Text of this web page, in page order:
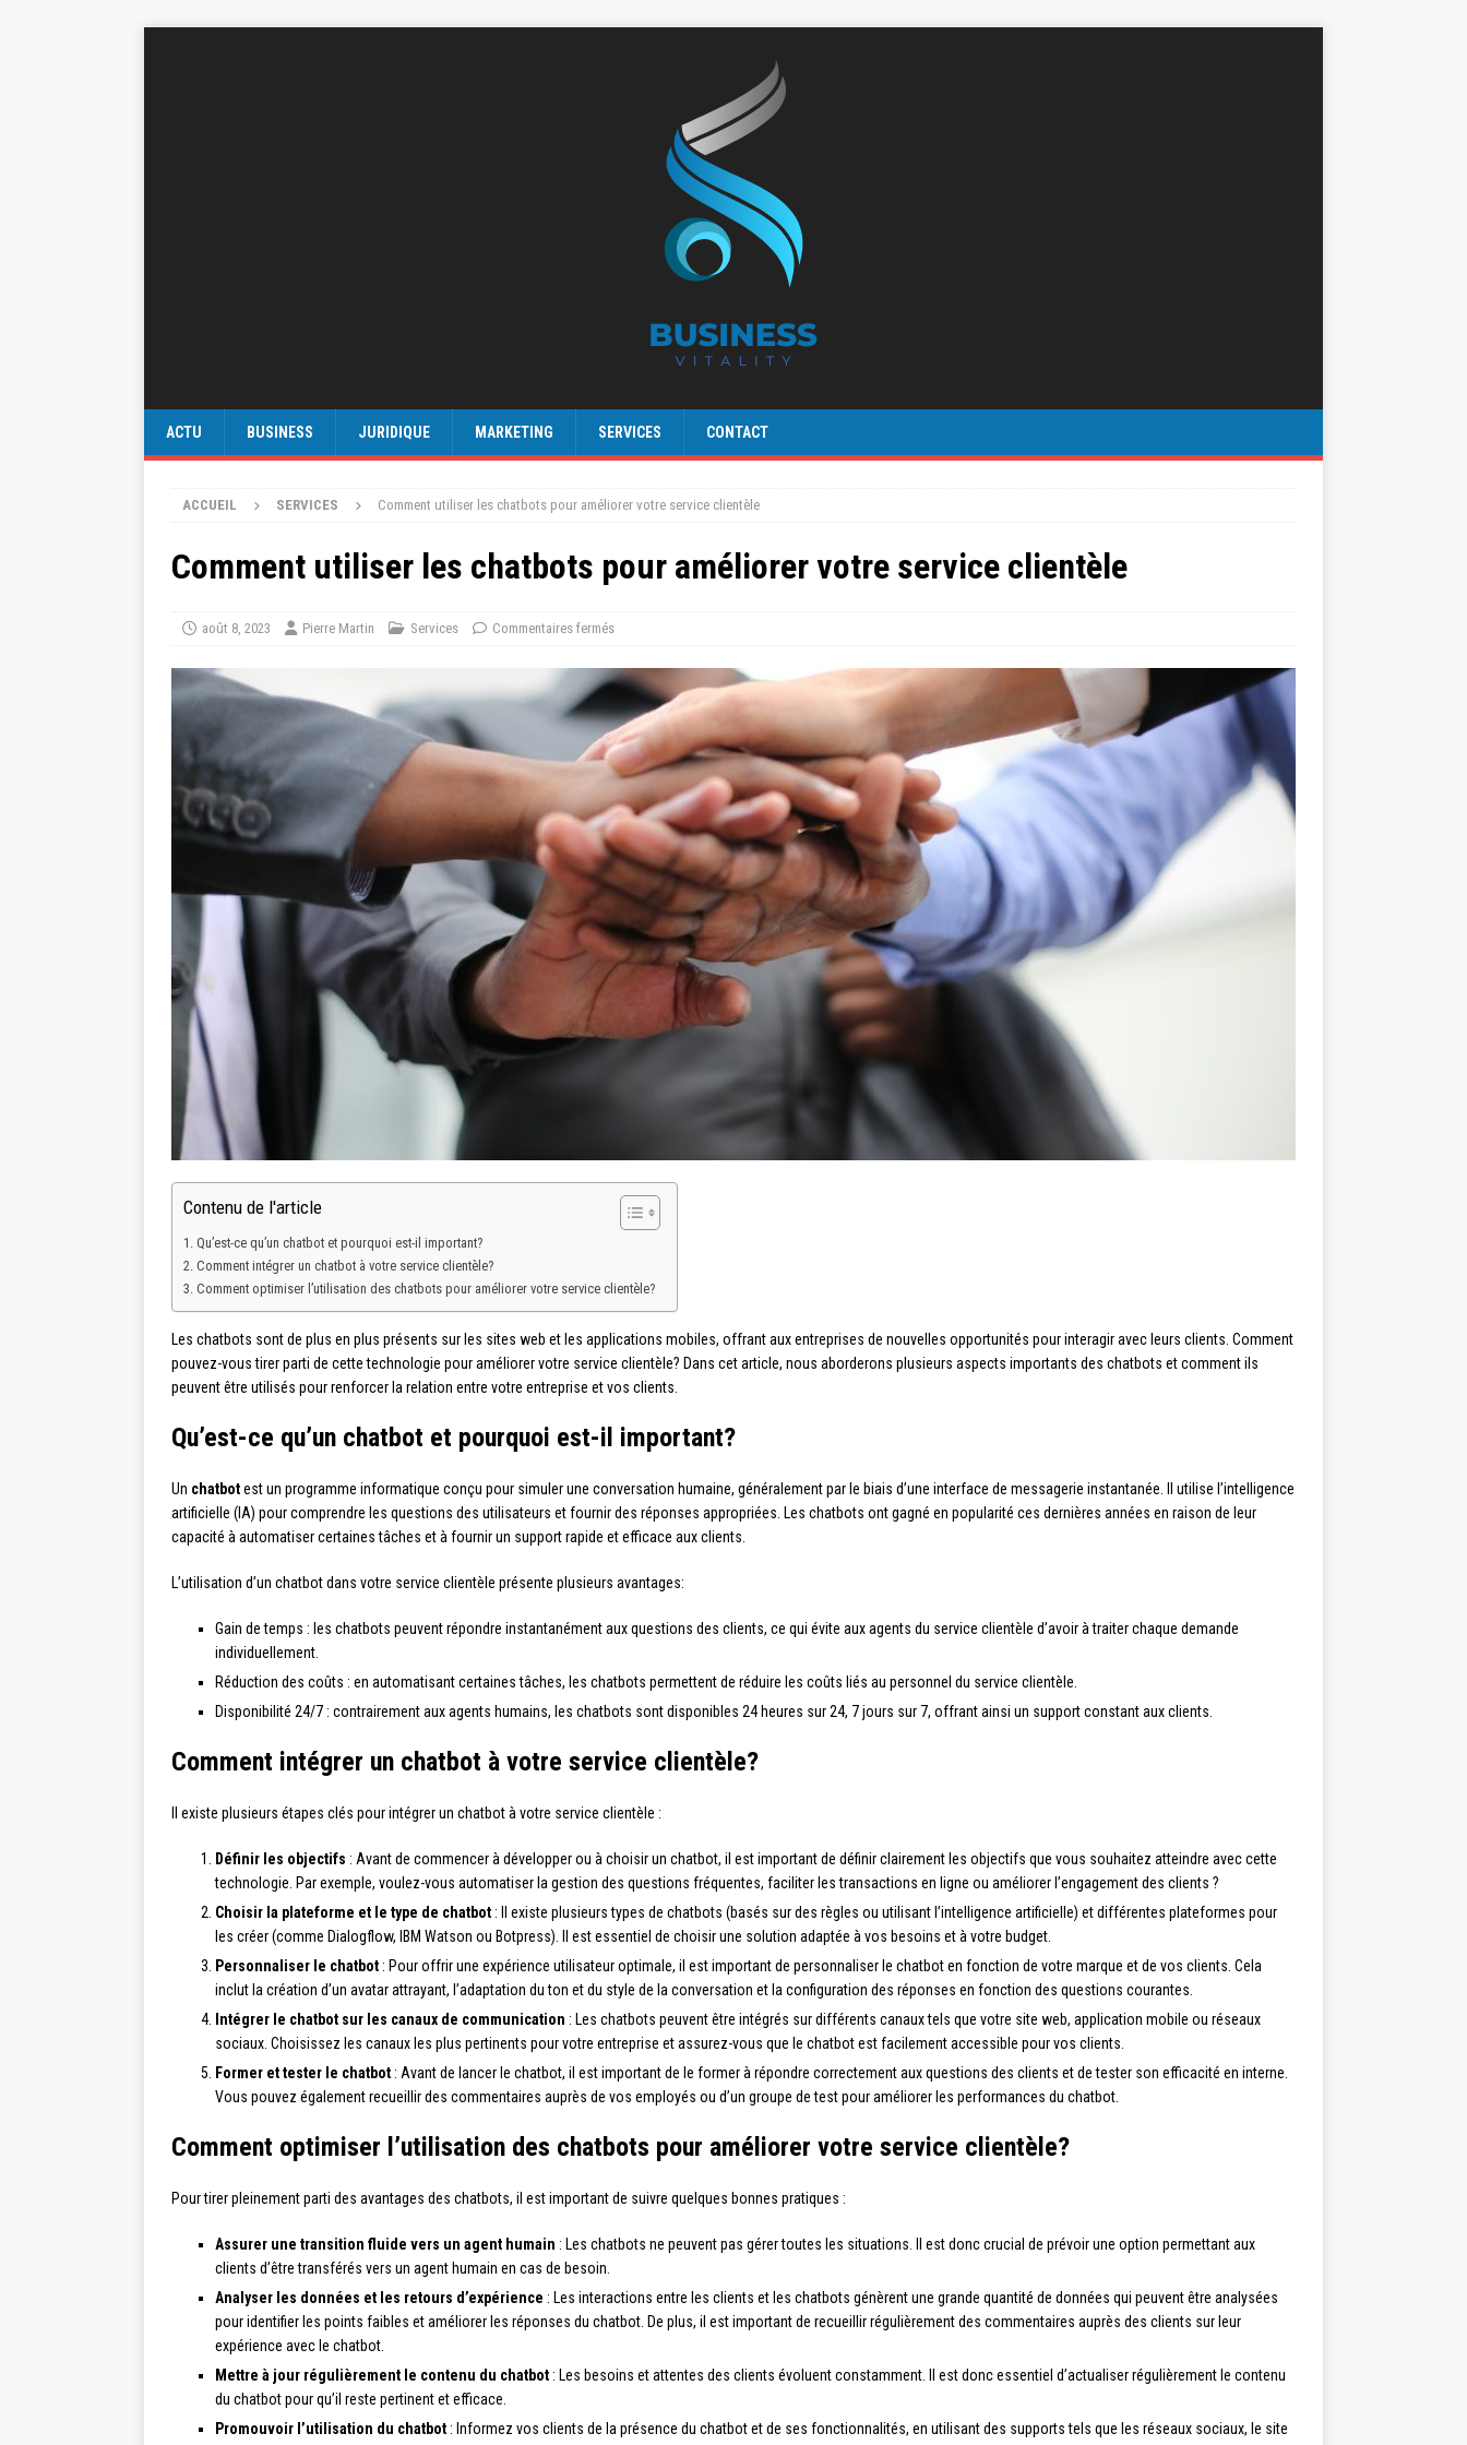
ACTU BUSINESS JURIDIQUE MARKETING SERVICES CONTACT
ACCUEIL SERVICES Comment utiliser les chatbots pour améliorer votre service clientèle
Comment utiliser les chatbots pour améliorer votre service clientèle
août 8, 2023 Pierre Martin Services Commentaires fermés
Contenu de l'article
Qu’est-ce qu’un chatbot et pourquoi est-il important?
Comment intégrer un chatbot à votre service clientèle?
Comment optimiser l’utilisation des chatbots pour améliorer votre service clientèle?
Les chatbots sont de plus en plus présents sur les sites web et les applications mobiles, offrant aux entreprises de nouvelles opportunités pour interagir avec leurs clients. Comment
pouvez-vous tirer parti de cette technologie pour améliorer votre service clientèle? Dans cet article, nous aborderons plusieurs aspects importants des chatbots et comment ils
peuvent être utilisés pour renforcer la relation entre votre entreprise et vos clients.
Qu’est-ce qu’un chatbot et pourquoi est-il important?
Un chatbotest un programme informatique conçu pour simuler une conversation humaine, généralement par le biais d’une interface de messagerie instantanée. Il utilise l’intelligence
artificielle (IA) pour comprendre les questions des utilisateurs et fournir des réponses appropriées. Les chatbots ont gagné en popularité ces dernières années en raison de leur
capacité à automatiser certaines tâches et à fournir un support rapide et efficace aux clients.
L’utilisation d’un chatbot dans votre service clientèle présente plusieurs avantages:
Gain de temps : les chatbots peuvent répondre instantanément aux questions des clients, ce qui évite aux agents du service clientèle d’avoir à traiter chaque demande
individuellement.
Réduction des coûts : en automatisant certaines tâches, les chatbots permettent de réduire les coûts liés au personnel du service clientèle.
Disponibilité 24/7 : contrairement aux agents humains, les chatbots sont disponibles 24 heures sur 24, 7 jours sur 7, offrant ainsi un support constant aux clients.
Comment intégrer un chatbot à votre service clientèle?
Il existe plusieurs étapes clés pour intégrer un chatbot à votre service clientèle :
Définir les objectifs : Avant de commencer à développer ou à choisir un chatbot, il est important de définir clairement les objectifs que vous souhaitez atteindre avec cette
technologie. Par exemple, voulez-vous automatiser la gestion des questions fréquentes, faciliter les transactions en ligne ou améliorer l’engagement des clients ?
Choisir la plateforme et le type de chatbot : Il existe plusieurs types de chatbots (basés sur des règles ou utilisant l’intelligence artificielle) et différentes plateformes pour
les créer (comme Dialogflow, IBM Watson ou Botpress). Il est essentiel de choisir une solution adaptée à vos besoins et à votre budget.
Personnaliser le chatbot : Pour offrir une expérience utilisateur optimale, il est important de personnaliser le chatbot en fonction de votre marque et de vos clients. Cela
inclut la création d’un avatar attrayant, l’adaptation du ton et du style de la conversation et la configuration des réponses en fonction des questions courantes.
Intégrer le chatbot sur les canaux de communication : Les chatbots peuvent être intégrés sur différents canaux tels que votre site web, application mobile ou réseaux
sociaux. Choisissez les canaux les plus pertinents pour votre entreprise et assurez-vous que le chatbot est facilement accessible pour vos clients.
Former et tester le chatbot : Avant de lancer le chatbot, il est important de le former à répondre correctement aux questions des clients et de tester son efficacité en interne.
Vous pouvez également recueillir des commentaires auprès de vos employés ou d’un groupe de test pour améliorer les performances du chatbot.
Comment optimiser l’utilisation des chatbots pour améliorer votre service clientèle?
Pour tirer pleinement parti des avantages des chatbots, il est important de suivre quelques bonnes pratiques :
Assurer une transition fluide vers un agent humain : Les chatbots ne peuvent pas gérer toutes les situations. Il est donc crucial de prévoir une option permettant aux
clients d’être transférés vers un agent humain en cas de besoin.
Analyser les données et les retours d’expérience : Les interactions entre les clients et les chatbots génèrent une grande quantité de données qui peuvent être analysées
pour identifier les points faibles et améliorer les réponses du chatbot. De plus, il est important de recueillir régulièrement des commentaires auprès des clients sur leur
expérience avec le chatbot.
Mettre à jour régulièrement le contenu du chatbot : Les besoins et attentes des clients évoluent constamment. Il est donc essentiel d’actualiser régulièrement le contenu
du chatbot pour qu’il reste pertinent et efficace.
Promouvoir l’utilisation du chatbot : Informez vos clients de la présence du chatbot et de ses fonctionnalités, en utilisant des supports tels que les réseaux sociaux, le site